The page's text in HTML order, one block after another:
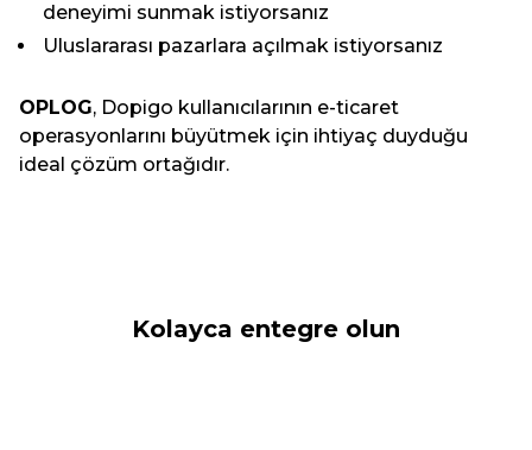
deneyimi sunmak istiyorsanız
Uluslararası pazarlara açılmak istiyorsanız
OPLOG, Dopigo kullanıcılarının e-ticaret
operasyonlarını büyütmek için ihtiyaç duyduğu
ideal çözüm ortağıdır.
Kolayca entegre olun